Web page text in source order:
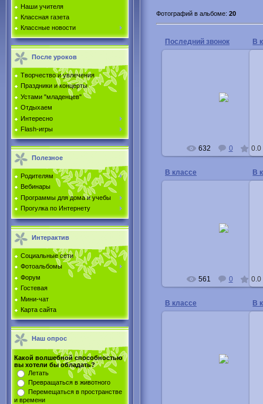
Наши учителя
Классная газета
Классные новости
После уроков
Творчество и увлечения
Праздники и концерты
Устами "младенцев"
Отдыхаем
Интересно
Flash-игры
Полезное
Родителям
Вебинары
Программы для дома и учебы
Прогулка по Интернету
Интерактив
Социальные сети
Фотоальбомы
Форум
Гостевая
Мини-чат
Карта сайта
Наш опрос
Какой волшебной способностью
вы хотели бы обладать?
Летать
Превращаться в животного
Перемещаться в пространстве
и времени
Фотографий в альбоме: 20
Последний звонок
Тарасова Светлана
632 0 0.0
В
В классе
561 0 0.0
В
В классе В